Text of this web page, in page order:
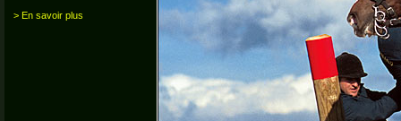
> En savoir plus